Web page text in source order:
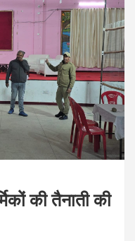
की तैनाती की